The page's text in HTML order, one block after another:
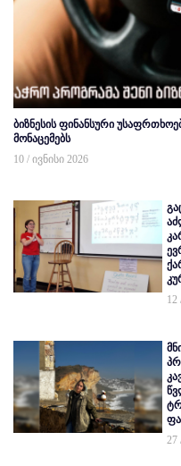
ბიზნესის ფინანსური
მონაცემებს
10 / ივნისი 2026
12